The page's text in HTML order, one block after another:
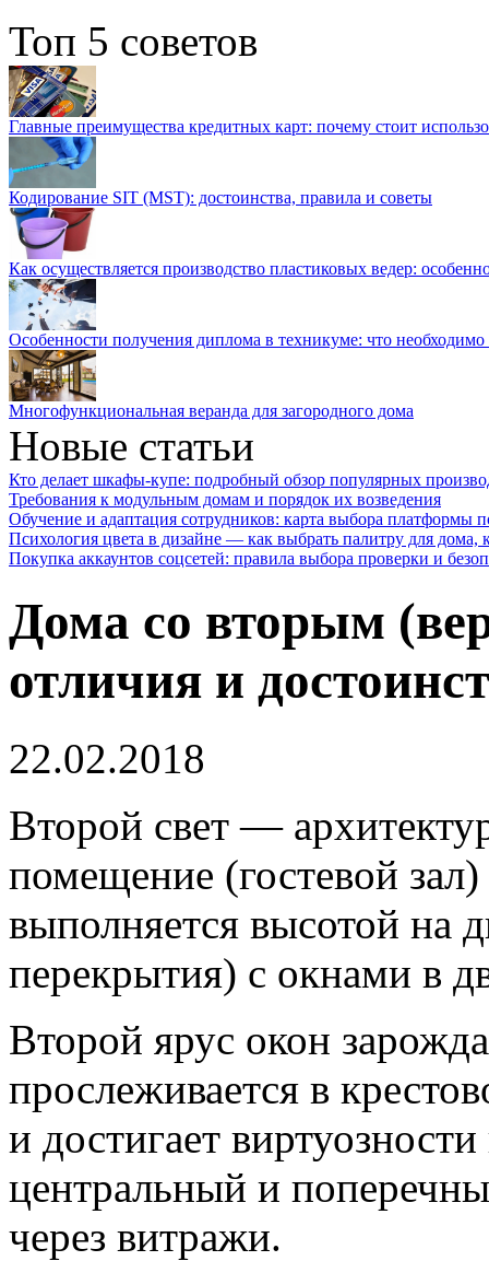
Топ 5 советов
Главные преимущества кредитных карт: почему стоит
Кодирование SIT (MST): достоинства, правила и советы
Как осуществляется производство пластиковых ведер:
Особенности получения диплома в техникуме: что необходимо
Многофункциональная веранда для загородного дома
Новые статьи
Кто делает шкафы-купе: подробный обзор популярных
Требования к модульным домам и порядок их возведения
Обучение и адаптация сотрудников: карта выбора платформы
Психология цвета в дизайне — как выбрать палитру для дома,
Покупка аккаунтов соцсетей: правила выбора проверки и
Дома со вторым
отличия и
22.02.2018
Второй свет —
помещение (гостевой
выполняется высотой на
перекрытия) с окнами в
Второй ярус окон
прослеживается в
и достигает
центральный и
через витражи.